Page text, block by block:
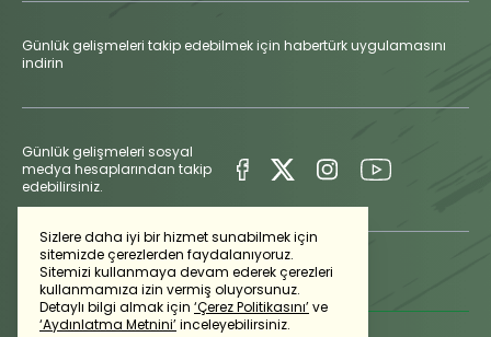
Sizlere daha iyi bir hizmet sunabilmek için
sitemizde çerezlerden faydalanıyoruz.
Sitemizi kullanmaya devam ederek çerezleri
kullanmamıza izin vermiş oluyorsunuz.
Detaylı bilgi almak için ‘Çerez Politikasını’ve
‘Aydınlatma Metnini’inceleyebilirsiniz.
Günlük gelişmeleri takip edebilmek için habertürk uygulamasını
indirin
Günlük gelişmeleri sosyal
medya hesaplarından takip
edebilirsiniz.